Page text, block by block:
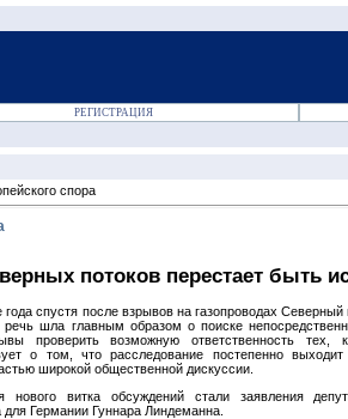
РЕГИСТРАЦИЯ
спора
потоков перестает быть
спустя после взрывов на газопроводах
шла главным образом о поиске
проверить возможную ответственность
о том, что расследование постепенно
широкой общественной дискуссии.
нового витка обсуждений стали заявления
для Германии Гуннара Линдеманна.